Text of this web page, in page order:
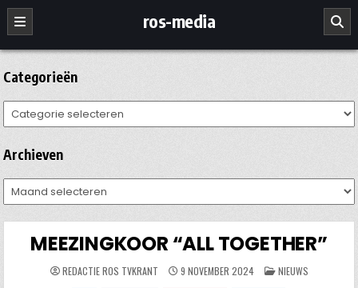
Ga
naar
de
inhoud
ros-media
Categorieën
Categorieën
Archieven
Archieven
MEEZINGKOOR “ALL TOGETHER”
REDACTIE ROS TVKRANT 9 NOVEMBER 2024 GEPLAATST
IN
NIEUWS